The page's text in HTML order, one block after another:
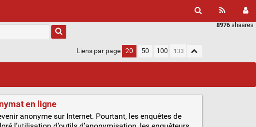
8976 shaares
Liens par page 20 50 100
en ligne
anonyme sur Internet. Pourtant, les enquêtes de